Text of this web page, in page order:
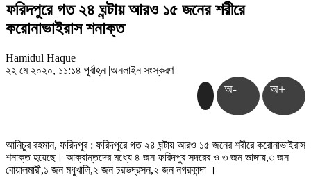
ফরিদপুরে গত ২৪ ঘন্টায় আরও ১৫ জনের শরীরে
করোনাভাইরাস শনাক্ত
Hamidul Haque
২২ মে ২০২০, ১১:১৪ পূর্বাহ্ন |অনলাইন সংস্করণ
অ- অ+
আনিচুর রহমান, ফরিদপুর : ফরিদপুরে গত ২৪ ঘন্টায় আরও ১৫ জনের শরীরে করোনাভাইরাস
শনাক্ত হয়েছে। আক্রান্তদের মধ্যে ৪ জন ফরিদপুর সদরের ও ৩ জন ভাঙ্গায়,৩ জন
বোয়ালমারী,১ জন মধুখালি,২ জন চরভদ্রসন,২ জন নগরকান্দা ।